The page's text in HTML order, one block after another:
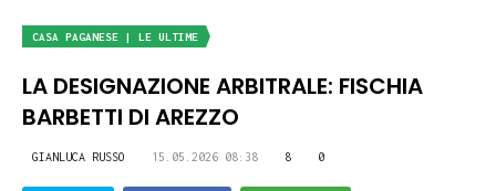
CASA PAGANESE | LE ULTIME
LA DESIGNAZIONE ARBITRALE: FISCHIA
BARBETTI DI AREZZO
GIANLUCA RUSSO 15.05.2026 08:38 8 0